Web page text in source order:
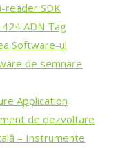
reader SDK
ADN Tag
Software-ul
de semnare
Application
de dezvoltare
– Instrumente